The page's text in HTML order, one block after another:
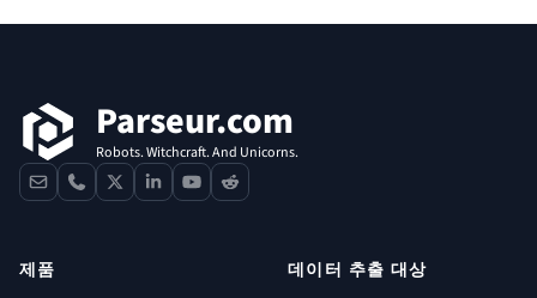
Parseur.com
Robots. Witchcraft. And Unicorns.
contactphone
x linkedinyoutube
reddit
제품 데이터 추출 대상